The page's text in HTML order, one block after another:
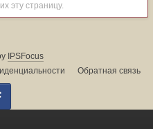
эту страницу.
IPSFocus
Обратная связь